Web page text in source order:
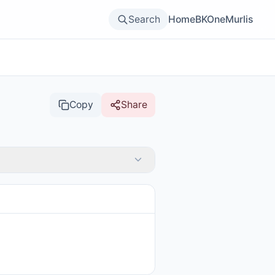
Search HomeBKOneMurlis
Copy Share